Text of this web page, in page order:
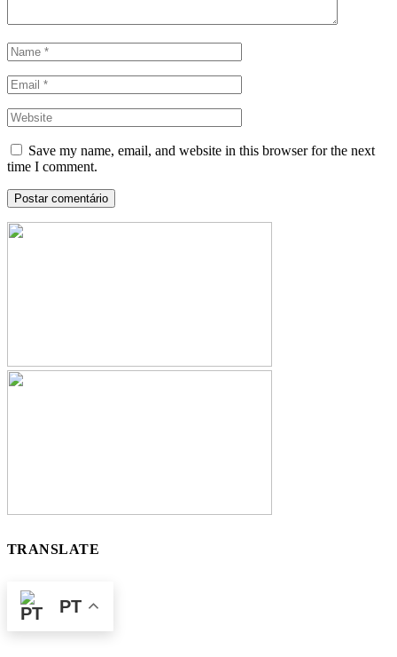
Save my name, email, and website in this browser for the next
time I comment.
TRANSLATE
PT